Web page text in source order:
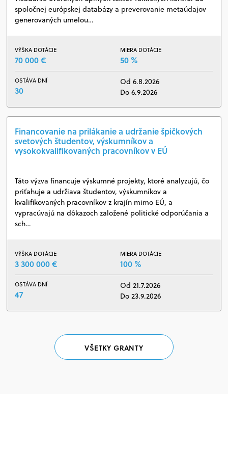
spoločnej európskej databázy a preverovanie metaúdajov
generovaných umelou…
VÝŠKA DOTÁCIE
70 000 €
MIERA DOTÁCIE
50 %
OSTÁVA DNÍ
30
Od 6.8.2026
Do 6.9.2026
Financovanie na prilákanie a udržanie špičkových
svetových študentov, výskumníkov a
vysokokvalifikovaných pracovníkov v EÚ
Táto výzva financuje výskumné projekty, ktoré analyzujú, čo
priťahuje a udržiava študentov, výskumníkov a
kvalifikovaných pracovníkov z krajín mimo EÚ, a
vypracúvajú na dôkazoch založené politické odporúčania a
sch…
VÝŠKA DOTÁCIE
3 300 000 €
MIERA DOTÁCIE
100 %
OSTÁVA DNÍ
47
Od 21.7.2026
Do 23.9.2026
VŠETKY GRANTY